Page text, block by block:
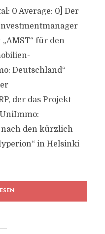
0 Average: 0] Der
für den
Deutschland“
der das Projekt
nach den kürzlich
in Helsinki